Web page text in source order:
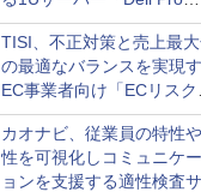
Precision 7 R1ラック」を
売
TISI、不正対策と売上最
の最適なバランスを実現
EC事業者向け「ECリスク
策設計・運用支援サービ
カオナビ、従業員の特性
性を可視化しコミュニケ
ョンを支援する適性検査サ